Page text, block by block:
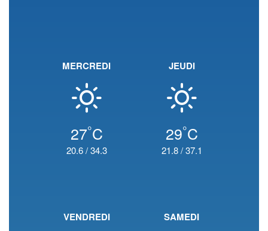
MERCREDI
27°C
20.6/34.3
JEUDI
29°C
21.8/37.1
VENDREDI SAMEDI